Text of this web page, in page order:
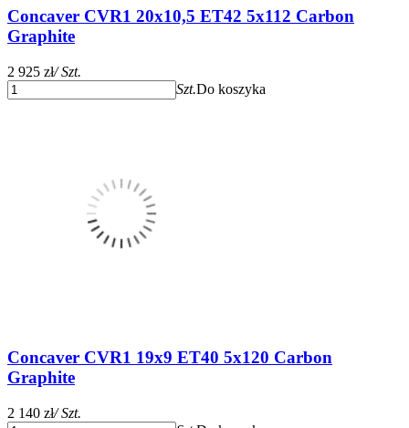
Concaver CVR1 20x10,5 ET42 5x112 Carbon
Graphite
2 925 zł/ Szt.
Szt.Do koszyka
Concaver CVR1 19x9 ET40 5x120 Carbon
Graphite
2 140 zł/ Szt.